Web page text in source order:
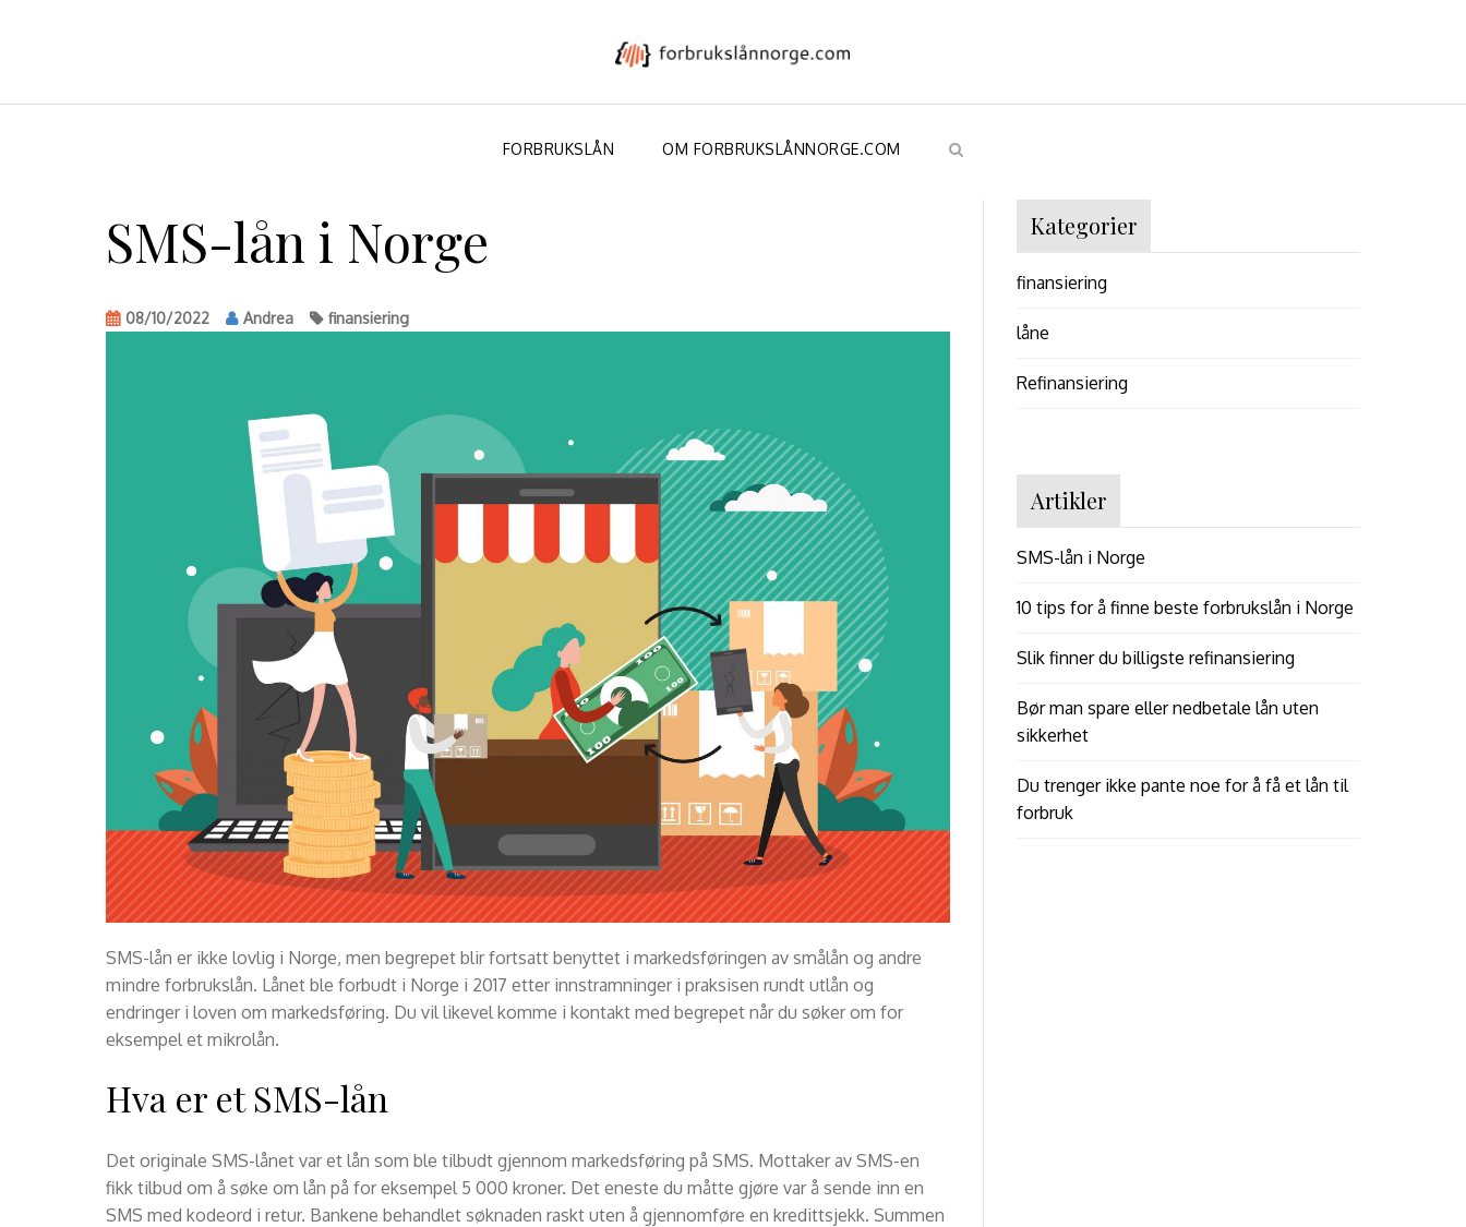
FORBRUKSLÅNNORGE.COM
FORBRUKSLÅN OM FORBRUKSLÅNNORGE.COM
SMS-lån i Norge
08/10/2022 Andrea finansiering
SMS-lån er ikke lovlig i Norge, men begrepet blir fortsatt benyttet i markedsføringen av smålån og andre
mindre forbrukslån. Lånet ble forbudt i Norge i 2017 etter innstramninger i praksisen rundt utlån og
endringer i loven om markedsføring. Du vil likevel komme i kontakt med begrepet når du søker om for
eksempel et mikrolån.
Hva er et SMS-lån
Det originale SMS-lånet var et lån som ble tilbudt gjennom markedsføring på SMS. Mottaker av SMS-en
fikk tilbud om å søke om lån på for eksempel 5 000 kroner. Det eneste du måtte gjøre var å sende inn en
SMS med kodeord i retur. Bankene behandlet søknaden raskt uten å gjennomføre en kredittsjekk. Summen
Kategorier
finansiering
låne
Refinansiering
Artikler
SMS-lån i Norge
10 tips for å finne beste forbrukslån i Norge
Slik finner du billigste refinansiering
Bør man spare eller nedbetale lån uten
sikkerhet
Du trenger ikke pante noe for å få et lån til
forbruk